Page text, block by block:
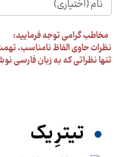
مخاطب گرامی توجه فرمایید:
نظرات حاوی الفاظ نامناسب،
تنها نظراتی که به زبان فارسی
تیترِ یک